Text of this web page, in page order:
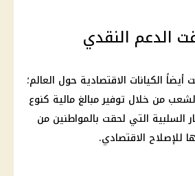
الدعم النقدي
أيضاً الكيانات الاقتصادية حول العالم؛
من خلال توفير مبالغ مالية كنوع
السلبية التي لحقت بالمواطنين من
للإصلاح الاقتصادي.